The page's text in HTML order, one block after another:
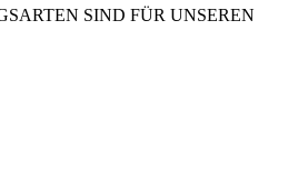
SIND FÜR UNSEREN